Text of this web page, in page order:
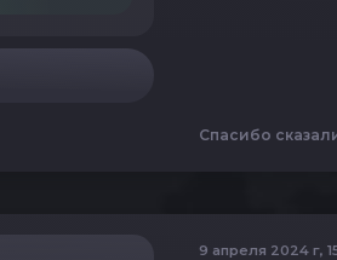
Спасибо
9 апреля 2024 г,